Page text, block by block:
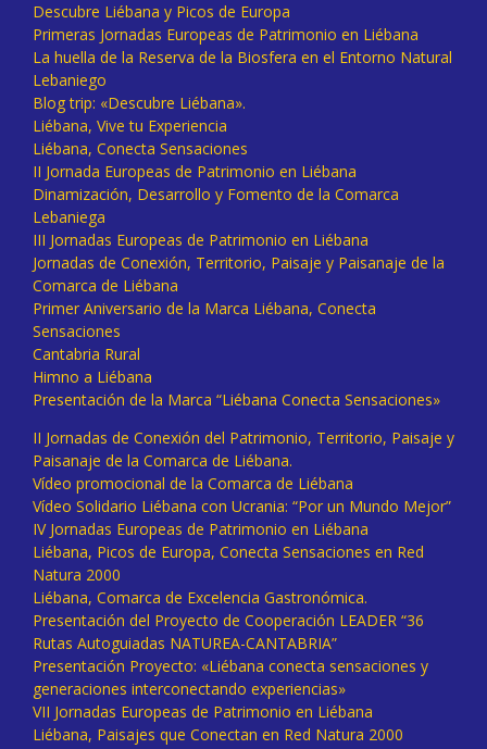
Descubre Liébana y Picos de Europa
Primeras Jornadas Europeas de Patrimonio en Liébana
La huella de la Reserva de la Biosfera en el Entorno Natural
Lebaniego
Blog trip: «Descubre Liébana».
Liébana, Vive tu Experiencia
Liébana, Conecta Sensaciones
II Jornada Europeas de Patrimonio en Liébana
Dinamización, Desarrollo y Fomento de la Comarca
Lebaniega
III Jornadas Europeas de Patrimonio en Liébana
Jornadas de Conexión, Territorio, Paisaje y Paisanaje de la
Comarca de Liébana
Primer Aniversario de la Marca Liébana, Conecta
Sensaciones
Cantabria Rural
Himno a Liébana
Presentación de la Marca “Liébana Conecta Sensaciones»
II Jornadas de Conexión del Patrimonio, Territorio, Paisaje y
Paisanaje de la Comarca de Liébana.
Vídeo promocional de la Comarca de Liébana
Vídeo Solidario Liébana con Ucrania: “Por un Mundo Mejor”
IV Jornadas Europeas de Patrimonio en Liébana
Liébana, Picos de Europa, Conecta Sensaciones en Red
Natura 2000
Liébana, Comarca de Excelencia Gastronómica.
Presentación del Proyecto de Cooperación LEADER “36
Rutas Autoguiadas NATUREA-CANTABRIA”
Presentación Proyecto: «Liébana conecta sensaciones y
generaciones interconectando experiencias»
VII Jornadas Europeas de Patrimonio en Liébana
Liébana, Paisajes que Conectan en Red Natura 2000